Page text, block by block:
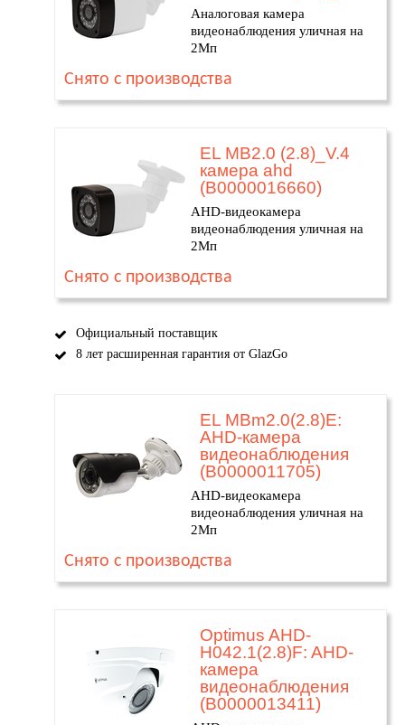
Аналоговая камера
видеонаблюдения уличная на
2Мп
Снято с производства
EL MB2.0 (2.8)_V.4
камера ahd
(В0000016660)
AHD-видеокамера
видеонаблюдения уличная на
2Мп
Снято с производства
Официальный поставщик
8 лет расширенная гарантия от GlazGo
EL MBm2.0(2.8)E:
AHD-камера
видеонаблюдения
(В0000011705)
AHD-видеокамера
видеонаблюдения уличная на
2Мп
Снято с производства
Optimus AHD-
H042.1(2.8)F: AHD-
камера
видеонаблюдения
(В0000013411)